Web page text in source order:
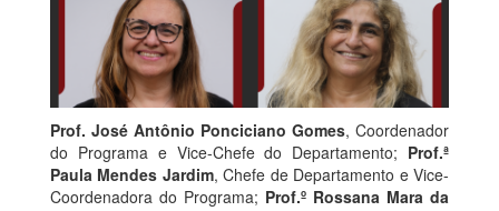
Prof. José Antônio Ponciciano Gomes, Coordenador
do Programa e Vice-Chefe do Departamento; Prof.ª
Paula Mendes Jardim, Chefe de Departamento e Vice-
Coordenadora do Programa; Prof.º Rossana Mara da